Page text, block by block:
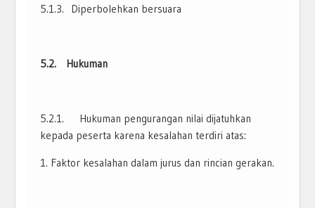
5.1.3. Diperbolehkan bersuara
5.2. Hukuman
5.2.1. Hukuman pengurangan nilai dijatuhkan
kepada peserta karena kesalahan terdiri atas:
Faktor kesalahan dalam jurus dan rincian gerakan.